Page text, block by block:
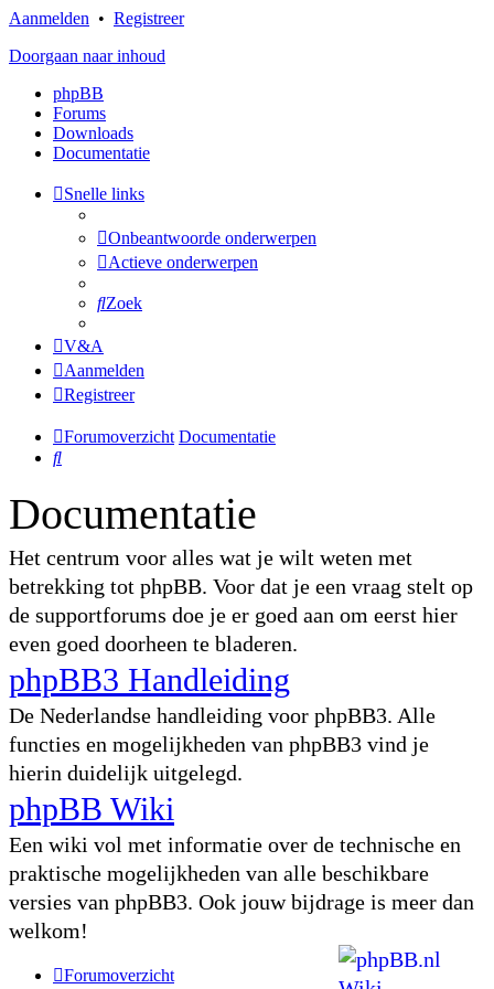
Aanmelden • Registreer
Doorgaan naar inhoud
phpBB
Forums
Downloads
Documentatie
Snelle links
Onbeantwoorde onderwerpen
Actieve onderwerpen
Zoek
V&A
Aanmelden
Registreer
Forumoverzicht Documentatie
Zoek
Documentatie
Het centrum voor alles wat je wilt weten met
betrekking tot phpBB. Voor dat je een vraag stelt op
de supportforums doe je er goed aan om eerst hier
even goed doorheen te bladeren.
phpBB3 Handleiding
De Nederlandse handleiding voor phpBB3. Alle
functies en mogelijkheden van phpBB3 vind je
hierin duidelijk uitgelegd.
phpBB Wiki
Een wiki vol met informatie over de technische en
praktische mogelijkheden van alle beschikbare
versies van phpBB3. Ook jouw bijdrage is meer dan
welkom!
Forumoverzicht